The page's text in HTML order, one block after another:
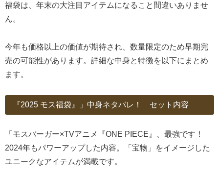
福袋は、年末の大注目アイテムになること間違いありませ
ん。
今年も価格以上の価値が期待され、数量限定のため早期完
売の可能性があります。詳細な中身と特徴を以下にまとめ
ます。
『2025 モス福袋』」中身ネタバレ！ セット内容
「モスバーガー×TVアニメ『ONE PIECE』、最強です！
2024年もパワーアップした内容。「宝物」をイメージした
ユニークなアイテムが満載です。